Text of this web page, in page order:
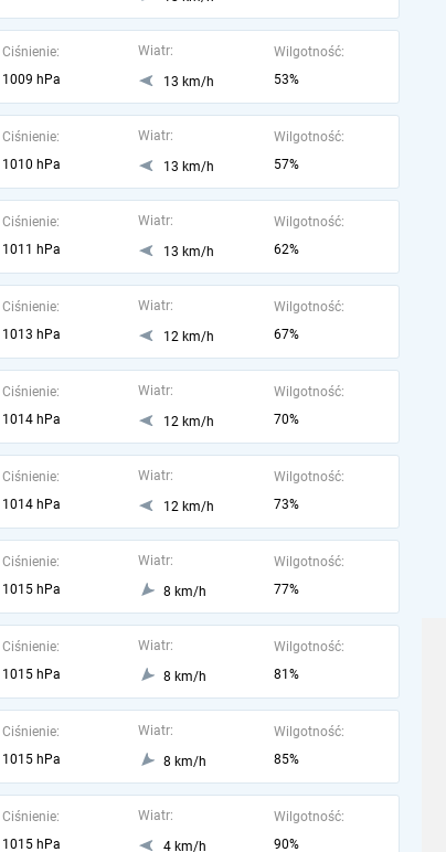
Ciśnienie:
1009 hPa
Wiatr:
13 km/h
Wilgotność:
53%
Ciśnienie:
1010 hPa
Wiatr:
13 km/h
Wilgotność:
57%
Ciśnienie:
1011 hPa
Wiatr:
13 km/h
Wilgotność:
62%
Ciśnienie:
1013 hPa
Wiatr:
12 km/h
Wilgotność:
67%
Ciśnienie:
1014 hPa
Wiatr:
12 km/h
Wilgotność:
70%
Ciśnienie:
1014 hPa
Wiatr:
12 km/h
Wilgotność:
73%
Ciśnienie:
1015 hPa
Wiatr:
8 km/h
Wilgotność:
77%
Ciśnienie:
1015 hPa
Wiatr:
8 km/h
Wilgotność:
81%
Ciśnienie:
1015 hPa
Wiatr:
8 km/h
Wilgotność:
85%
Ciśnienie:
1015 hPa
Wiatr:
4 km/h
Wilgotność:
90%